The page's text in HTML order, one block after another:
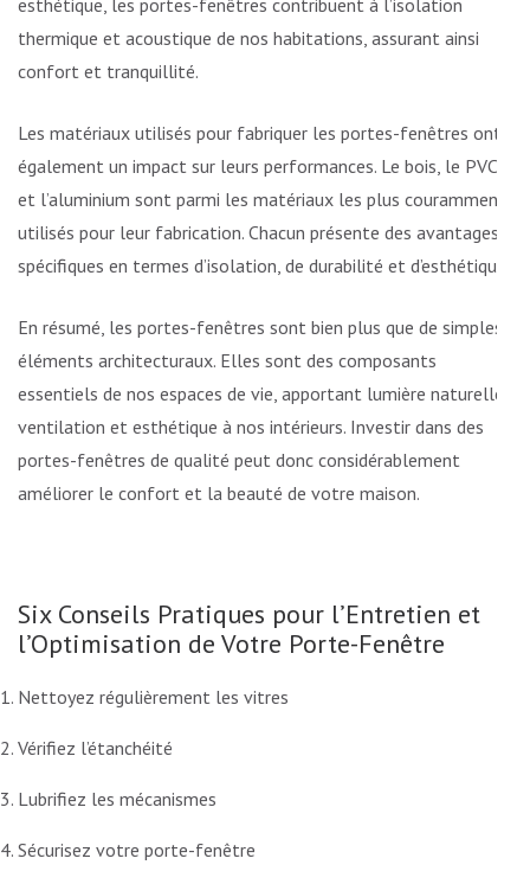
esthétique, les portes-fenêtres contribuent à l’isolation
thermique et acoustique de nos habitations, assurant ainsi
confort et tranquillité.
Les matériaux utilisés pour fabriquer les portes-fenêtres ont
également un impact sur leurs performances. Le bois, le PVC
et l’aluminium sont parmi les matériaux les plus couramment
utilisés pour leur fabrication. Chacun présente des avantages
spécifiques en termes d’isolation, de durabilité et d’esthétique.
En résumé, les portes-fenêtres sont bien plus que de simples
éléments architecturaux. Elles sont des composants
essentiels de nos espaces de vie, apportant lumière naturelle,
ventilation et esthétique à nos intérieurs. Investir dans des
portes-fenêtres de qualité peut donc considérablement
améliorer le confort et la beauté de votre maison.
Six Conseils Pratiques pour l’Entretien et
l’Optimisation de Votre Porte-Fenêtre
Nettoyez régulièrement les vitres
Vérifiez l’étanchéité
Lubrifiez les mécanismes
Sécurisez votre porte-fenêtre